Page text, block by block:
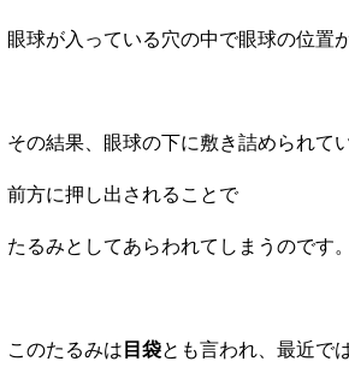
眼球が入っている穴の中で眼球の位置
その結果、眼球の下に敷き詰められて
前方に押し出されることで
たるみとしてあらわれてしまうのです。
このたるみは 目袋とも言われ、最近で